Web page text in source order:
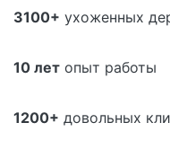
3100+ ухоженных
10 лет опыт работы
1200+ довольных